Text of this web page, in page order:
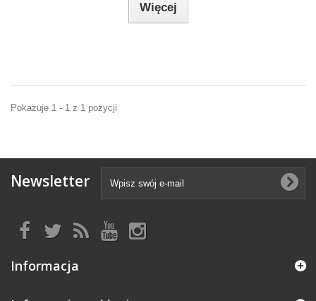
Więcej
Pokazuje 1 - 1 z 1 pozycji
Newsletter
Informacja